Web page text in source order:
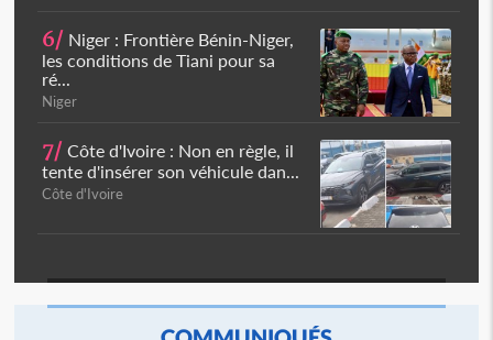
6/ Niger : Frontière Bénin-Niger,
les conditions de Tiani pour sa
ré...
Niger
7/ Côte d'Ivoire : Non en règle, il
tente d'insérer son véhicule dan...
Côte d'Ivoire